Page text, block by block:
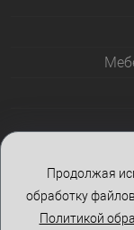
Продолжая
обработку
Политикой